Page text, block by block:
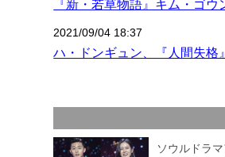
『新・若草物語』キム・ゴ
2021/09/04 18:37
ハ・ドンギュン、『人間失格
ソウルドラ